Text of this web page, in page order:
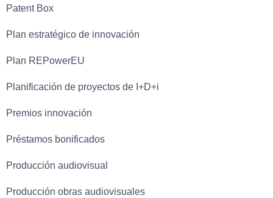
Patent Box
Plan estratégico de innovación
Plan REPowerEU
Planificación de proyectos de I+D+i
Premios innovación
Préstamos bonificados
Producción audiovisual
Producción obras audiovisuales